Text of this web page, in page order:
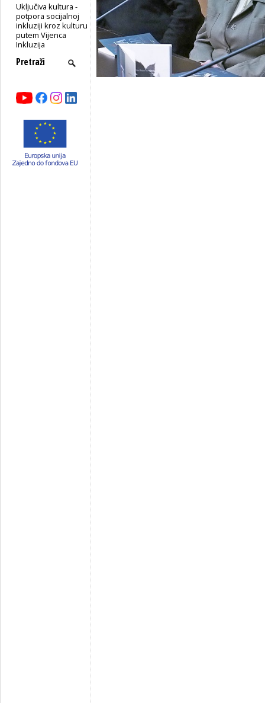
Uključiva kultura -
potpora socijalnoj
inkluziji kroz kulturu
putem Vijenca
Inkluzija